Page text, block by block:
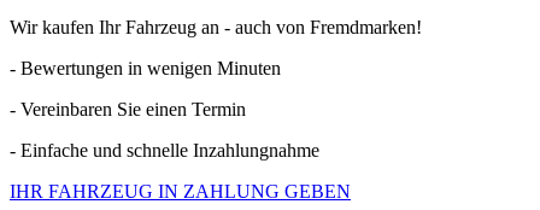
Wir kaufen Ihr Fahrzeug an - auch von Fremdmarken!
- Bewertungen in wenigen Minuten
- Vereinbaren Sie einen Termin
- Einfache und schnelle Inzahlungnahme
IHR FAHRZEUG IN ZAHLUNG GEBEN